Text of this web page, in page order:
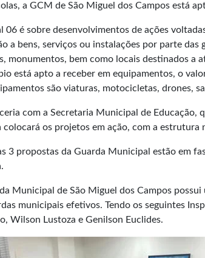
a GCM de São Miguel dos Campos está
06 é sobre desenvolvimentos de ações
a bens, serviços ou instalações por parte
monumentos, bem como locais destinados a
está apto a receber em equipamentos, o
são viaturas, motocicletas, drones,
com a Secretaria Municipal de Educação,
colocará os projetos em ação, com a estrutura
3 propostas da Guarda Municipal estão em
Municipal de São Miguel dos Campos
municipais efetivos. Tendo os seguintes
Wilson Lustoza e Genilson Euclides.